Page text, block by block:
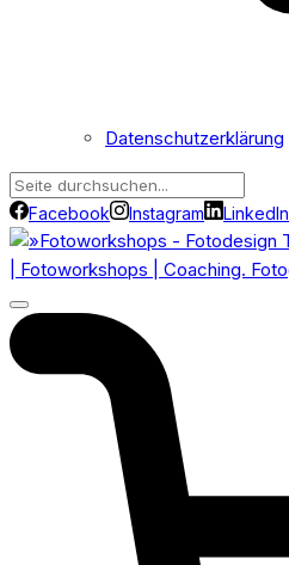
Datenschutzerklärung
Facebook Instagram LinkedIn